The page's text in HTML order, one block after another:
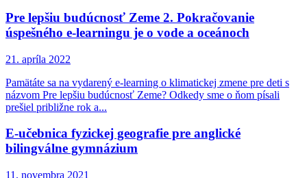
Pre lepšiu budúcnosť Zeme 2. Pokračovanie
úspešného e-learningu je o vode a oceánoch
21. apríla 2022
Pamätáte sa na vydarený e-learning o klimatickej zmene pre deti s
názvom Pre lepšiu budúcnosť Zeme? Odkedy sme o ňom písali
prešiel približne rok a...
E-učebnica fyzickej geografie pre anglické
bilingválne gymnázium
11. novembra 2021